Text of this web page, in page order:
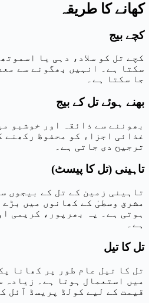
کھانے کا طریقہ
کچے بیج
کچے تل کو سلاد، دہی یا
سکتا ہے۔ انہیں بھگونے سے
جا سکتا ہے۔
بھنے ہوئے تل کے بیج
بھوننے سے ذائقہ اور خوشبو
غذائی اجزاء کو محفوظ رکھنے
ترجیح دی جاتی ہے۔
تاہینی (تل کا پیسٹ)
تاہینی زمین کے تل کے بیجوں
مشرق وسطیٰ کے کھانوں میں
ہوتی ہے۔ یہ بھرپور، کریمی
ہے۔
تل کا تیل
تل کا تیل عام طور پر کھانا
میں استعمال ہوتا ہے۔ زیادہ
قیمت کے لیے کولڈ پریسڈ آئل